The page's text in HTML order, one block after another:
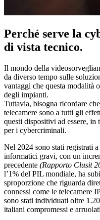
Perché serve la
di vista tecnico.
Il mondo della
da diverso tempo sulle
vantaggi che questa modalità
degli impianti.
Tuttavia, bisogna ricordare
telecamere sono a tutti gli
questi dispositivi ad essere, in
per i cybercriminali.
Nel 2024 sono stati registrati
informatici gravi, con un
precedente (Rapporto Clusit
l’1% del PIL mondiale, ha
sproporzione che riguarda
connessi come le telecamere
sono stati individuati oltre
italiani compromessi e